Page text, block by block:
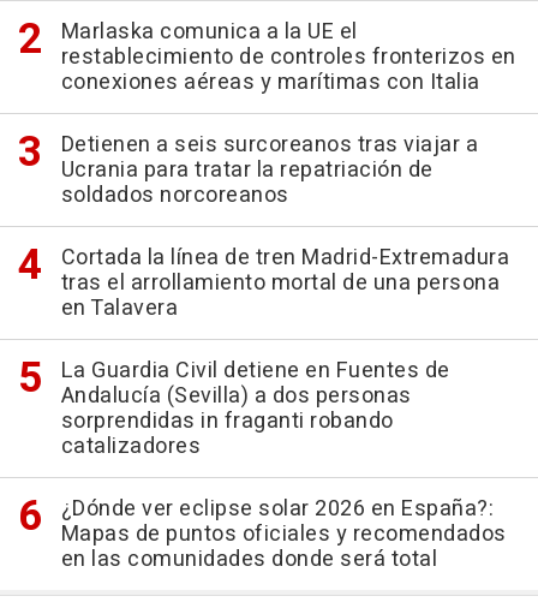
Marlaska comunica a la UE el
restablecimiento de controles fronterizos en
conexiones aéreas y marítimas con Italia
Detienen a seis surcoreanos tras viajar a
Ucrania para tratar la repatriación de
soldados norcoreanos
Cortada la línea de tren Madrid-Extremadura
tras el arrollamiento mortal de una persona
en Talavera
La Guardia Civil detiene en Fuentes de
Andalucía (Sevilla) a dos personas
sorprendidas in fraganti robando
catalizadores
¿Dónde ver eclipse solar 2026 en España?:
Mapas de puntos oficiales y recomendados
en las comunidades donde será total